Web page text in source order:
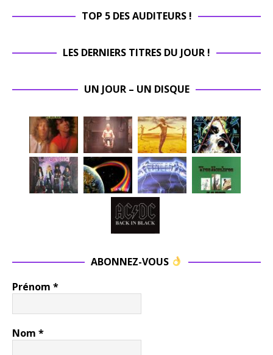
TOP 5 DES AUDITEURS !
LES DERNIERS TITRES DU JOUR !
UN JOUR – UN DISQUE
ABONNEZ-VOUS
Prénom *
Nom *